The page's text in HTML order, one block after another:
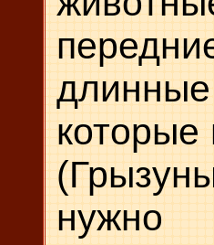
которые